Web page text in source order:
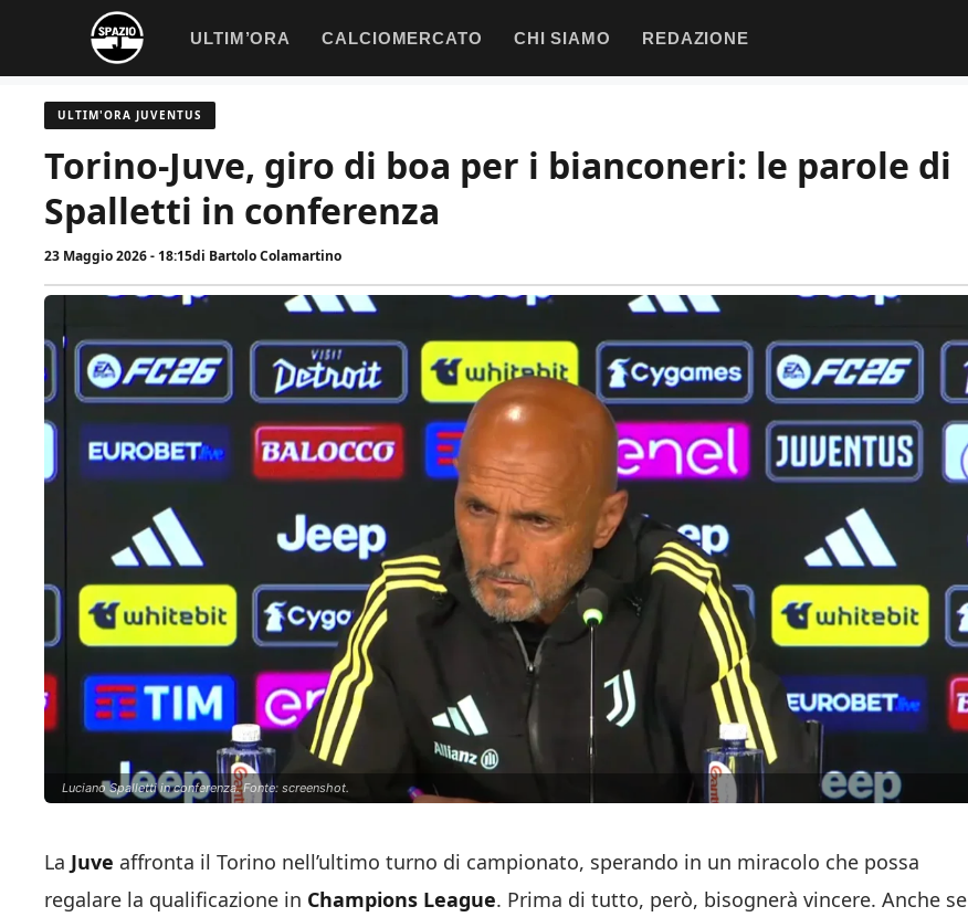
contenuto
ULTIM’ORA CALCIOMERCATO CHI SIAMO REDAZIONE
ULTIM'ORA JUVENTUS
Torino-Juve, giro di boa per i bianconeri: le parole di
Spalletti in conferenza
23 Maggio 2026 - 18:15di Bartolo Colamartino
Luciano Spalletti in conferenza. Fonte: screenshot.
La Juve affronta il Torino nell’ultimo turno di campionato, sperando in un miracolo che possa
regalare la qualificazione in Champions League. Prima di tutto, però, bisognerà vincere. Anche se